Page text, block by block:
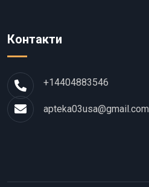
Контакти
+14404883546
apteka03usa@gmail.com